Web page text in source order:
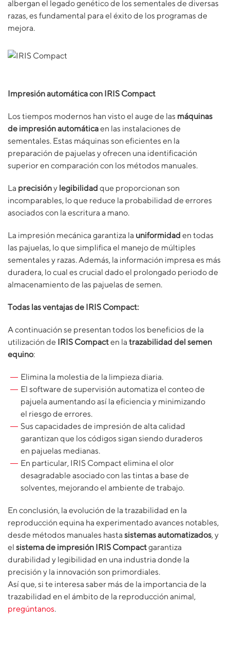
albergan el legado genético de los sementales de diversas
razas, es fundamental para el éxito de los programas de
mejora.
Impresión automática con IRIS Compact
Los tiempos modernos han visto el auge de las máquinas
de impresión automáticaen las instalaciones de
sementales. Estas máquinas son eficientes en la
preparación de pajuelas y ofrecen una identificación
superior en comparación con los métodos manuales.
La precisióny legibilidad que proporcionan son
incomparables, lo que reduce la probabilidad de errores
asociados con la escritura a mano.
La impresión mecánica garantiza la uniformidad en todas
las pajuelas, lo que simplifica el manejo de múltiples
sementales y razas. Además, la información impresa es más
duradera, lo cual es crucial dado el prolongado periodo de
almacenamiento de las pajuelas de semen.
Todas las ventajas de IRIS Compact:
A continuación se presentan todos los beneficios de la
utilización de IRIS Compacten la trazabilidad del semen
equino:
Elimina la molestia de la limpieza diaria.
El software de supervisión automatiza el conteo de
pajuela aumentando así la eficiencia y minimizando
el riesgo de errores.
Sus capacidades de impresión de alta calidad
garantizan que los códigos sigan siendo duraderos
en pajuelas medianas.
En particular, IRIS Compact elimina el olor
desagradable asociado con las tintas a base de
solventes, mejorando el ambiente de trabajo.
En conclusión, la evolución de la trazabilidad en la
reproducción equina ha experimentado avances notables,
desde métodos manuales hasta sistemas automatizados, y
el sistema de impresión IRIS Compactgarantiza
durabilidad y legibilidad en una industria donde la
precisión y la innovación son primordiales.
Así que, si te interesa saber más de la importancia de la
trazabilidad en el ámbito de la reproducción animal,
pregúntanos.